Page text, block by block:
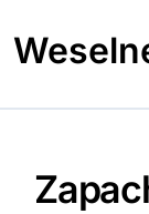
to
content